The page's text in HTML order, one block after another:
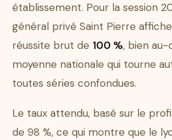
établissement. Pour la session
général privé Saint Pierre
réussite brut de 100 %, bien au-
moyenne nationale qui tourne
toutes séries confondues.
Le taux attendu, basé sur le
de 98 %, ce qui montre que le